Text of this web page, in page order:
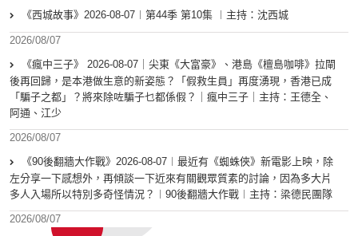
《西城故事》2026-08-07︱第44季 第10集 ︱主持：沈西城
2026/08/07
《瘋中三子》 2026-08-07｜尖東《大富豪》、港島《檀島咖啡》拉閘
後再回歸，是本港做生意的新姿態？「假救生員」再度湧現，香港已成
「騙子之都」？將來除咗騙子乜都係假？｜瘋中三子｜主持：王德全、
阿通、江少
2026/08/07
《90後翻牆大作戰》2026-08-07︱最近有《蜘蛛俠》新電影上映，除
左分享一下感想外，再傾談一下近來有關觀眾質素的討論，因為多大片
多人入場所以特別多奇怪情況？︱90後翻牆大作戰︱主持：梁德民團隊
2026/08/07